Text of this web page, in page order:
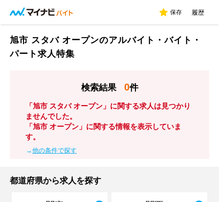
保存 履歴
旭市 スタバ オープンのアルバイト・バイト・
パート求人特集
検索結果 0件
「旭市 スタバ オープン」に関する求人は見つかり
ませんでした。
「旭市 オープン」に関する情報を表示していま
す。
→他の条件で探す
都道府県から求人を探す